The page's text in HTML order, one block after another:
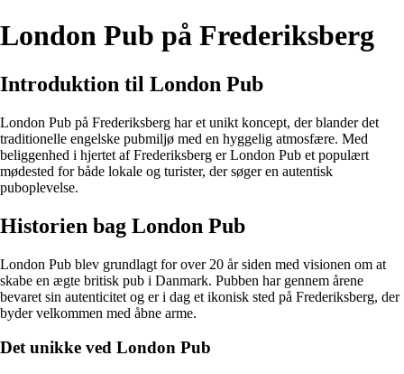
London Pub på Frederiksberg
Introduktion til London Pub
London Pub på Frederiksberg har et unikt koncept, der blander det
traditionelle engelske pubmiljø med en hyggelig atmosfære. Med
beliggenhed i hjertet af Frederiksberg er London Pub et populært
mødested for både lokale og turister, der søger en autentisk
puboplevelse.
Historien bag London Pub
London Pub blev grundlagt for over 20 år siden med visionen om at
skabe en ægte britisk pub i Danmark. Pubben har gennem årene
bevaret sin autenticitet og er i dag et ikonisk sted på Frederiksberg, der
byder velkommen med åbne arme.
Det unikke ved London Pub